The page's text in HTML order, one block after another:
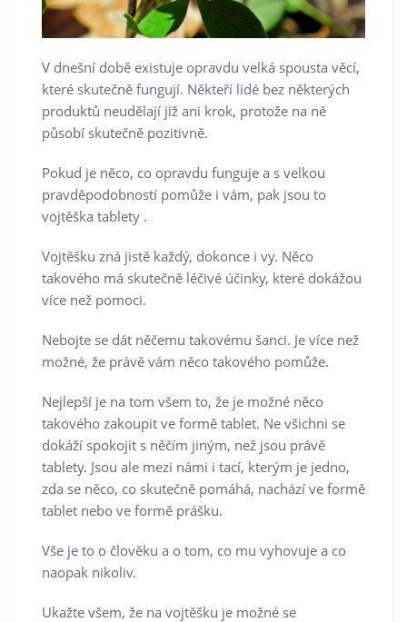
V dnešní době existuje opravdu velká spousta věcí,
které skutečně fungují. Někteří lidé bez některých
produktů neudělají již ani krok, protože na ně
působí skutečně pozitivně.
Pokud je něco, co opravdu funguje a s velkou
pravděpodobností pomůže i vám, pak jsou to
vojtěška tablety .
Vojtěšku zná jistě každý, dokonce i vy. Něco
takového má skutečně léčivé účinky, které dokážou
více než pomoci.
Nebojte se dát něčemu takovému šanci. Je více než
možné, že právě vám něco takového pomůže.
Nejlepší je na tom všem to, že je možné něco
takového zakoupit ve formě tablet. Ne všichni se
dokáží spokojit s něčím jiným, než jsou právě
tablety. Jsou ale mezi námi i tací, kterým je jedno,
zda se něco, co skutečně pomáhá, nachází ve formě
tablet nebo ve formě prášku.
Vše je to o člověku a o tom, co mu vyhovuje a co
naopak nikoliv.
Ukažte všem, že na vojtěšku je možné se